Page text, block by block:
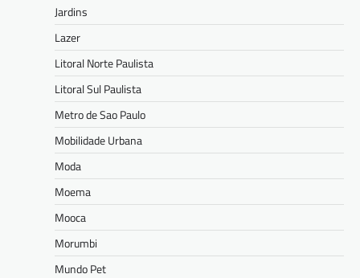
Jardins
Lazer
Litoral Norte Paulista
Litoral Sul Paulista
Metro de Sao Paulo
Mobilidade Urbana
Moda
Moema
Mooca
Morumbi
Mundo Pet